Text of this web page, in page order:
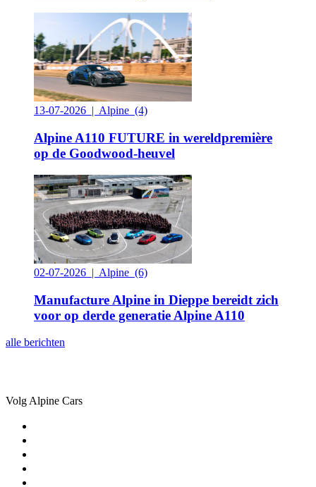
13-07-2026 | Alpine (4)
Alpine A110 FUTURE in wereldpremière
op de Goodwood-heuvel
02-07-2026 | Alpine (6)
Manufacture Alpine in Dieppe bereidt zich
voor op derde generatie Alpine A110
alle berichten
Volg Alpine Cars